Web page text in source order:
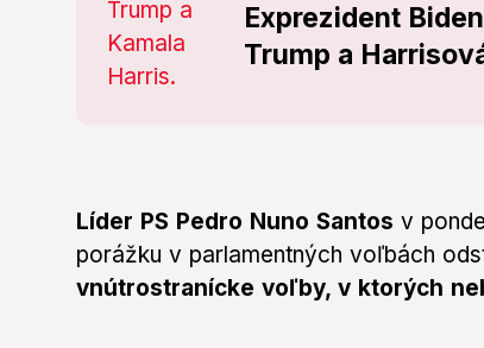
Exprezident
Trump a
Líder PS Pedro Nuno Santos v
porážku v parlamentných voľbách
vnútrostranícke voľby, v ktorých